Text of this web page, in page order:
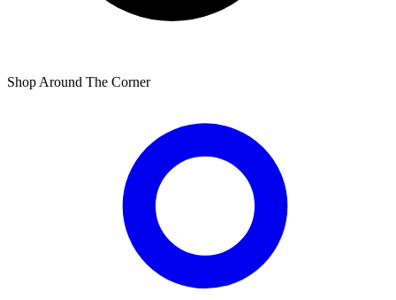
Shop Around The Corner